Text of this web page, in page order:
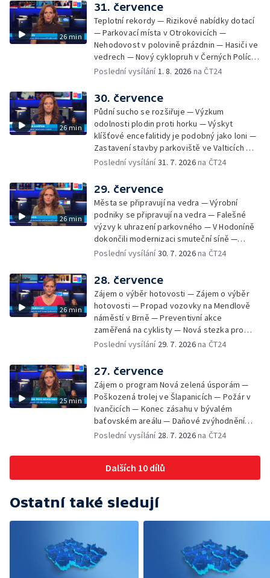
ve vesmíru
26 min
31. července
Teplotní rekordy — Rizikové nabídky dotací
— Parkovací místa v Otrokovicích —
Nehodovost v polovině prázdnin — Hasiči ve
vedrech — Nový cyklopruh v Černých Polích
— Květinová výstava ve Věžkách
Poslední vysílání1. 8. 2026 na ČT24
26 min
30. července
Půdní sucho se rozšiřuje — Výzkum
odolnosti plodin proti horku — Výskyt
klíšťové encefalitidy je podobný jako loni —
Zastavení stavby parkoviště ve Valticích —
Spor o lokalitu lesa v Rožnově pod
organismus — Kybernetický incident na
Masarykově univerzitě — Slavnostní
vyřazení absolventů Univerzity obran —
Letní kurzy umění pro mladé — Mobilní
kurníky pomáhají na poli
Poslední vysílání31. 7. 2026na ČT24
26 min
29. července
Města se připravují na vedra — Výrobní
podniky se připravují na vedra — Falešné
výzvy k uhrazení parkovného — V Hodoníně
dokončili modernizaci smuteční síně —
Chybějící toalety u dětských hřišť —
bývalého nákupního domu Letná — Končí 52.
ročník Letní filmové školy — 3. ročník
komunitní akce Stůl ve středu — Cesta na
podporu paliativní péče
Poslední vysílání30. 7. 2026na ČT24
26 min
28. července
Zájem o výběr hotovosti — Zájem o výběr
hotovosti — Propad vozovky na Mendlově
náměstí v Brně — Preventivní akce
zaměřená na cyklisty — Nová stezka pro
cyklisty na Zlínsku — Letecká linka mezi
pozorovat zatmění Slunce — Den AČFK na
Letní filmové škole — Milan Uhde slaví 90 let
— Rekonstrukce vojenského srubu
Poslední vysílání 29. 7. 2026na ČT24
25 min
27. července
Zájem o program Nová zelená úsporám —
Poškozená trolej ve Šlapanicích — Požár v
Ivančicích — Konec zásahu v bývalém
baťovském areálu — Daňové zvýhodnění
vína — Výhružky na magistrátu v Olomouci —
Brněnské týmy v první fotbalové lize —
Chystaná rekonstrukce bývalé věznice —
Nový seriál pro děti
Poslední vysílání 28. 7. 2026na ČT24
Dalších 10 dílů
Ostatní také sledují